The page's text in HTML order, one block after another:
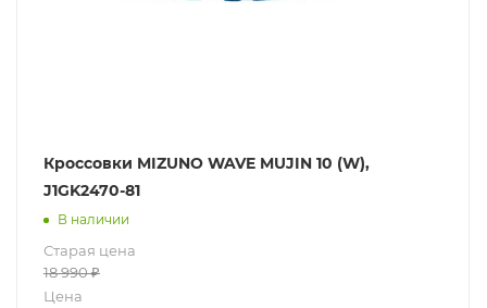
Кроссовки MIZUNO WAVE MUJIN 10 (W),
J1GK2470-81
В наличии
Старая цена
18 990₽
Цена